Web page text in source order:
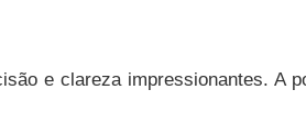
e clareza impressionantes. A